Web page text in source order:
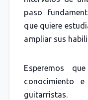
paso
que quiere
ampliar sus
Esperemos
conocimiento
guitarristas.